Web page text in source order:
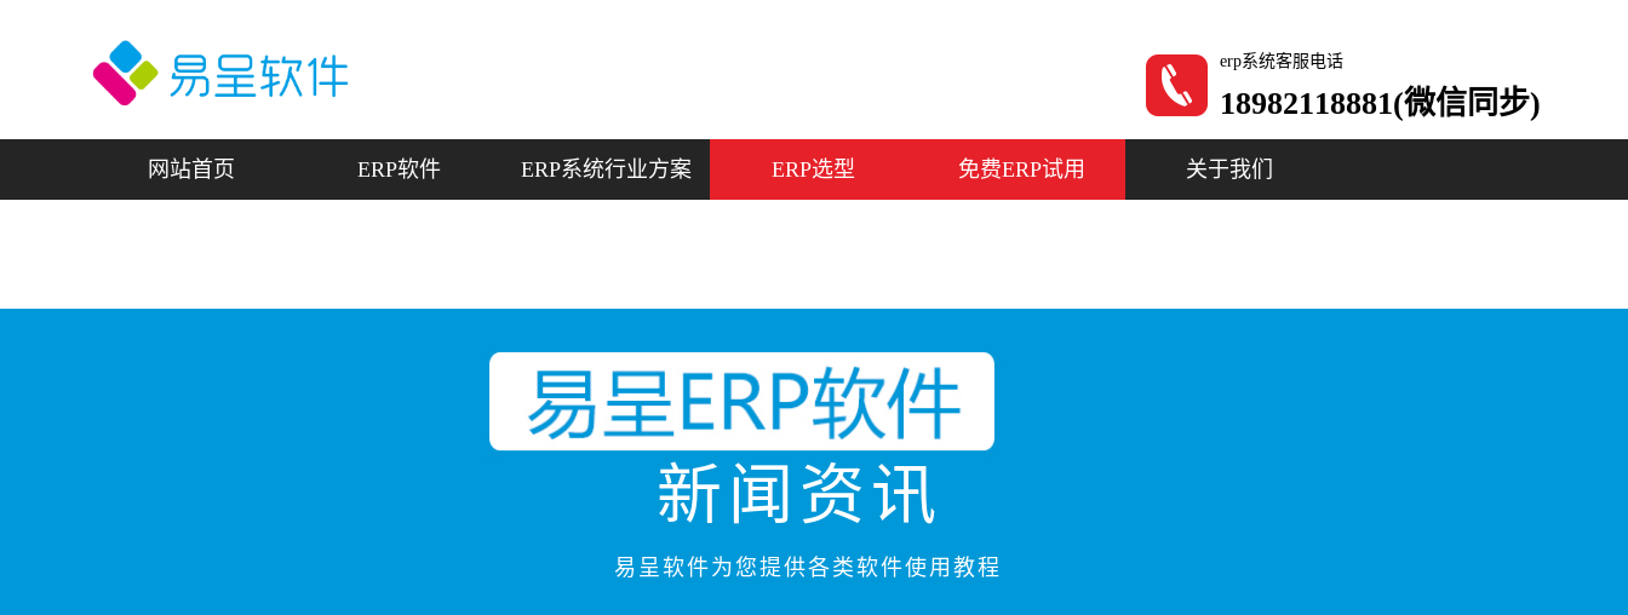
erp系统客服电话
18982118881(微信同步)
网站首页 ERP软件 ERP系统行业方案 ERP选型 免费ERP试用 关于我们
新闻资讯
易呈软件为您提供各类软件使用教程